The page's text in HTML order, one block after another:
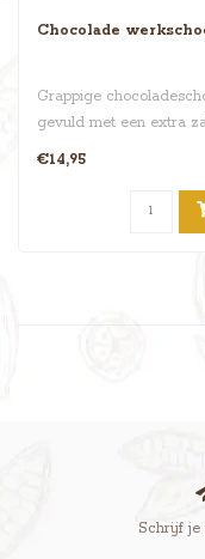
Chocolade
Grappige
gevuld met een extra
€14,95
Schrijf je